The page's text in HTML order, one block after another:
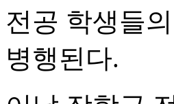
전공 학생들
병행된다.